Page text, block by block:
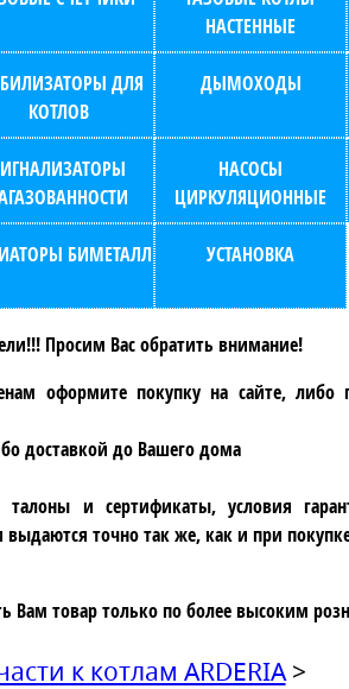
НАСТЕННЫЕ
ДЛЯ
КОТЛОВ
ДЫМОХОДЫ
НАСОСЫ
ЦИРКУЛЯЦИОННЫЕ
БИМЕТАЛЛ УСТАНОВКА
Просим Вас обратить внимание!
оформите покупку на сайте, либо
доставкой до Вашего дома
и сертификаты, условия
точно так же, как и при
Вам товар только по более высоким
к котлам ARDERIA>